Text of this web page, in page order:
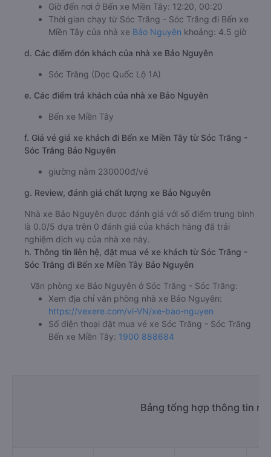
Giờ đến nơi ở Bến xe Miền Tây: 12:20, 00:20
Thời gian chạy từ Sóc Trăng - Sóc Trăng đi Bến xe
Miền Tây của nhà xe Bảo Nguyên khoảng: 4.5 giờ
d. Các điểm đón khách của nhà xe Bảo Nguyên
Sóc Trăng (Dọc Quốc Lộ 1A)
e. Các điểm trả khách của nhà xe Bảo Nguyên
Bến xe Miền Tây
f. Giá vé giá xe khách đi Bến xe Miền Tây từ Sóc Trăng -
Sóc Trăng Bảo Nguyên
giường nằm 230000đ/vé
g. Review, đánh giá chất lượng xe Bảo Nguyên
Nhà xe Bảo Nguyên được đánh giá với số điểm trung bình
là 0.0/5 dựa trên 0 đánh giá của khách hàng đã trải
nghiệm dịch vụ của nhà xe này.
h. Thông tin liên hệ, đặt mua vé xe khách từ Sóc Trăng -
Sóc Trăng đi Bến xe Miền Tây Bảo Nguyên
Văn phòng xe Bảo Nguyên ở Sóc Trăng - Sóc Trăng:
Xem địa chỉ văn phòng nhà xe Bảo Nguyên:
https://vexere.com/vi-VN/xe-bao-nguyen
Số điện thoại đặt mua vé xe Sóc Trăng - Sóc Trăng
Bến xe Miền Tây: 1900 888684
Bảng tổng hợp thông tin